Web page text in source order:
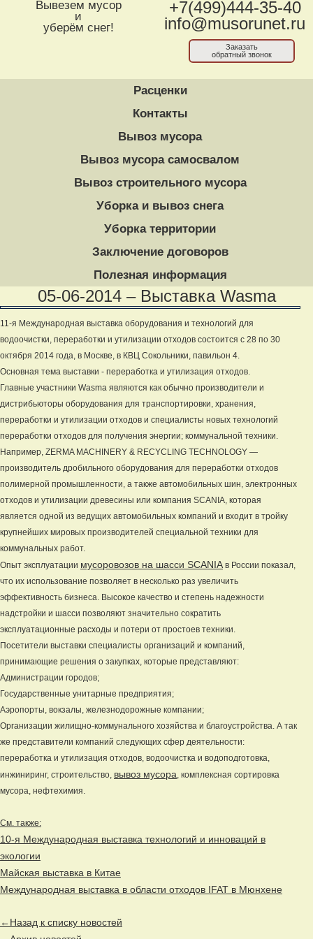
Вывезем мусор
и
уберём снег!
+7(499)444-35-40
info@musorunet.ru
Заказать
обратный звонок
Расценки
Контакты
Вывоз мусора
Вывоз мусора самосвалом
Вывоз строительного мусора
Уборка и вывоз снега
Уборка территории
Заключение договоров
Полезная информация
05-06-2014 – Выставка Wasma
11-я Международная выставка оборудования и технологий для
водоочистки, переработки и утилизации отходов состоится с 28 по 30
октября 2014 года, в Москве, в КВЦ Сокольники, павильон 4.
Основная тема выставки - переработка и утилизация отходов.
Главные участники Wasma являются как обычно производители и
дистрибьюторы оборудования для транспортировки, хранения,
переработки и утилизации отходов и специалисты новых технологий
переработки отходов для получения энергии; коммунальной техники.
Например, ZERMA MACHINERY & RECYCLING TECHNOLOGY —
производитель дробильного оборудования для переработки отходов
полимерной промышленности, а также автомобильных шин, электронных
отходов и утилизации древесины или компания SCANIA, которая
является одной из ведущих автомобильных компаний и входит в тройку
крупнейших мировых производителей специальной техники для
коммунальных работ.
Опыт эксплуатации мусоровозов на шасси SCANIAв России показал,
что их использование позволяет в несколько раз увеличить
эффективность бизнеса. Высокое качество и степень надежности
надстройки и шасси позволяют значительно сократить
эксплуатационные расходы и потери от простоев техники.
Посетители выставки специалисты организаций и компаний,
принимающие решения о закупках, которые представляют:
Администрации городов;
Государственные унитарные предприятия;
Аэропорты, вокзалы, железнодорожные компании;
Организации жилищно-коммунального хозяйства и благоустройства. А так
же представители компаний следующих сфер деятельности:
переработка и утилизация отходов, водоочистка и водоподготовка,
инжиниринг, строительство, вывоз мусора, комплексная сортировка
мусора, нефтехимия.
См. также:
10-я Международная выставка технологий и инноваций в
экологии
Майская выставка в Китае
Международная выставка в области отходов IFAT в Мюнхене
←Назад к списку новостей